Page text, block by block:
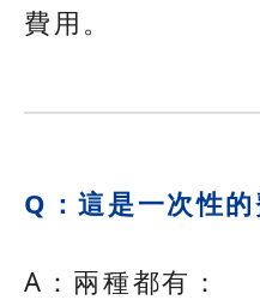
費用。
Q：這是一次性
A：兩種都有：